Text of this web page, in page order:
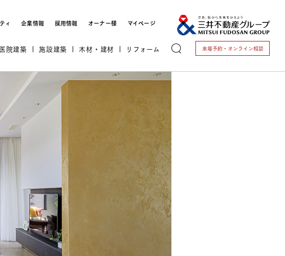
ィ 企業情報 採用情報 オーナー様 マイページ
いをセレクトする
ームセレクト
用（CRE）
医院建築
報 これから開業される方
開業されている方
施設建築
用（CRE）
木材・建材 リフォーム 来場予約・ オンライン相談